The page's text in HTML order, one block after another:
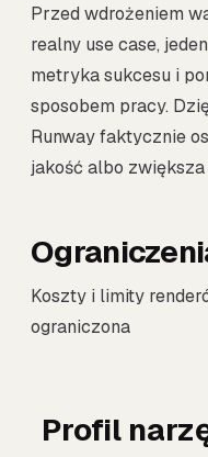
Przed wdrożeniem
realny use case,
metryka sukcesu i
sposobem pracy.
Runway faktycznie
jakość albo zwiększa
Koszty i limity
ograniczona
Profil